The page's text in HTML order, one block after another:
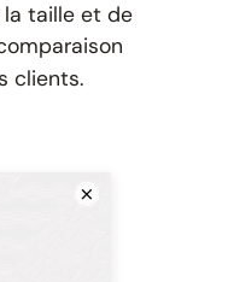
la taille et de
clients.